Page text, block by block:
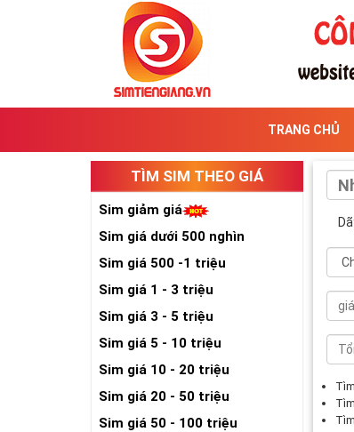
TRANG CHỦ
TÌM SIM THEO GIÁ
Sim giảm giá
Sim giá dưới 500 nghìn
Sim giá 500 -1 triệu
Sim giá 1 - 3 triệu
Sim giá 3 - 5 triệu
Sim giá 5 - 10 triệu
Sim giá 10 - 20 triệu
Sim giá 20 - 50 triệu
Sim giá 50 - 100 triệu